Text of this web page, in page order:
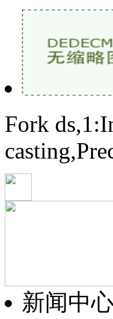
Fork
新闻中